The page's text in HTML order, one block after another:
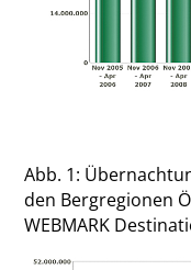
Abb. 1:
den Bergregionen
WEBMARK